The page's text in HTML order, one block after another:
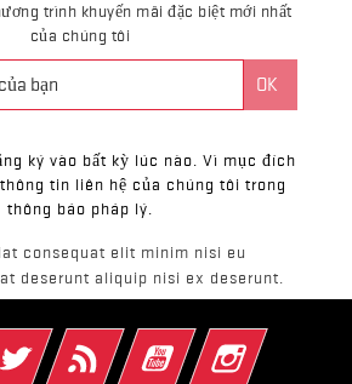
trình khuyến mãi đặc biệt mới nhất
của chúng tôi
ký vào bất kỳ lúc nào. Vì mục đích
tin liên hệ của chúng tôi trong
thông báo pháp lý.
consequat elit minim nisi eu
deserunt aliquip nisi ex deserunt.
Twitter Rss YouTube Instagram